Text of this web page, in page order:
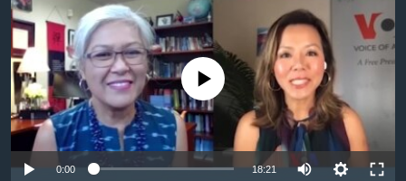
ပင်မ
အ
ညွန်း
စာမျက်နှာ
သို့
ကျော်
ကြည့်
ရုပ်ရှင်ထဲက အင်္ဂလိပ်စာ
သုတပဒေသာ အင်္ဂလိပ်စာ
တီဗွီ
ရေဒီယို/တီဗွီအစီအစဉ်
Learning English
ဗွီအိုအေ လူမှုကွန်ယက်များ
No media source currently available
0:00 18:21